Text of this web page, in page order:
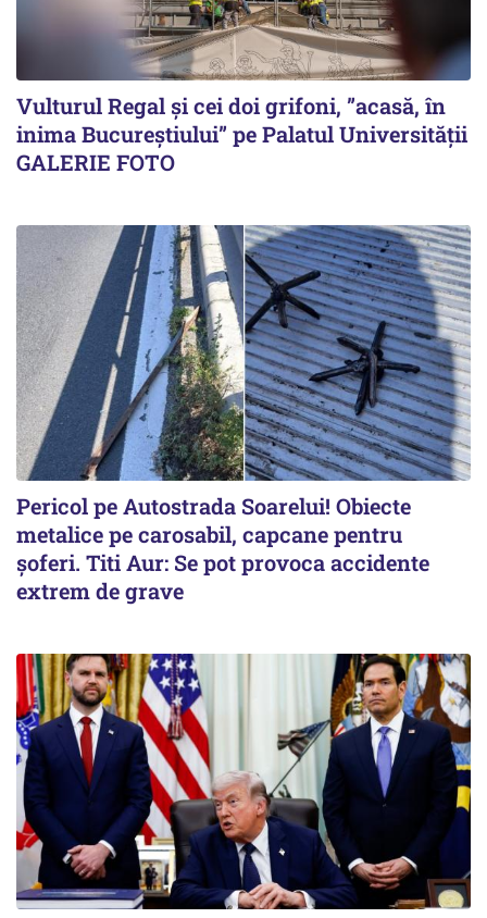
Vulturul Regal și cei doi grifoni, ”acasă, în
inima Bucureștiului” pe Palatul Universității
GALERIE FOTO
Pericol pe Autostrada Soarelui! Obiecte
metalice pe carosabil, capcane pentru
șoferi. Titi Aur: Se pot provoca accidente
extrem de grave